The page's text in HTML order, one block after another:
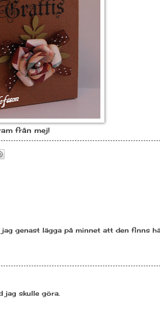
från mej!
genast lägga på minnet att den finns
jag skulle göra.